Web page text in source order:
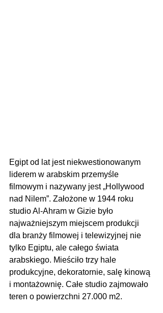
Egipt od lat jest niekwestionowanym
liderem w arabskim przemyśle
filmowym i nazywany jest „Hollywood
nad Nilem”. Założone w 1944 roku
studio Al-Ahram w Gizie było
najważniejszym miejscem produkcji
dla branży filmowej i telewizyjnej nie
tylko Egiptu, ale całego świata
arabskiego. Mieściło trzy hale
produkcyjne, dekoratornie, salę kinową
i montażownię. Całe studio zajmowało
teren o powierzchni 27.000 m2.